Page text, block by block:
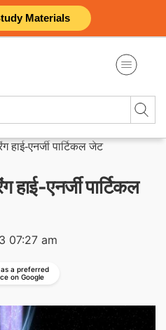
Materials
हाई-एनर्जी पार्टिकल जेट
हाई-एनर्जी पार्टिकल
07:27 am
a preferred
on Google